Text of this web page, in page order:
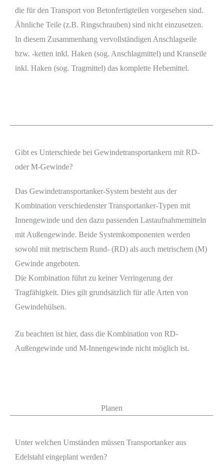
die für den Transport von Betonfertigteilen vorgesehen sind.
Ähnliche Teile (z.B. Ringschrauben) sind nicht einzusetzen.
In diesem Zusammenhang vervollständigen Anschlagseile
bzw. -ketten inkl. Haken (sog. Anschlagmittel) und Kranseile
inkl. Haken (sog. Tragmittel) das komplette Hebemittel.
Gibt es Unterschiede bei Gewindetransportankern mit RD-
oder M-Gewinde?
Das Gewindetransportanker-System besteht aus der
Kombination verschiedenster Transportanker-Typen mit
Innengewinde und den dazu passenden Lastaufnahmemitteln
mit Außengewinde. Beide Systemkomponenten werden
sowohl mit metrischem Rund- (RD) als auch metrischem (M)
Gewinde angeboten.
Die Kombination führt zu keiner Verringerung der
Tragfähigkeit. Dies gilt grundsätzlich für alle Arten von
Gewindehülsen.
Zu beachten ist hier, dass die Kombination von RD-
Außengewinde und M-Innengewinde nicht möglich ist.
Planen
Unter welchen Umständen müssen Transportanker aus
Edelstahl eingeplant werden?